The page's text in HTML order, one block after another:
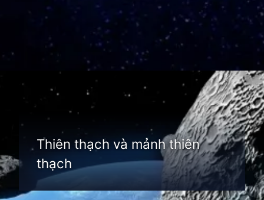
Đang mở https://thienvanhoc.edu.vn/thien-the-la-gi
Thiên thạch và mảnh thiên
thạch